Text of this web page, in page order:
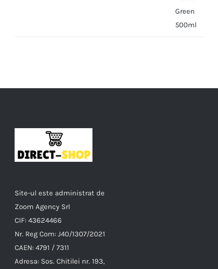
Site-ul este administrat de
Zoom Agency Srl
CIF: 43624466
Nr. Reg Com: J40/1307/2021
CAEN: 4791 / 7311
Adresa: Sos. Chitilei nr. 193,